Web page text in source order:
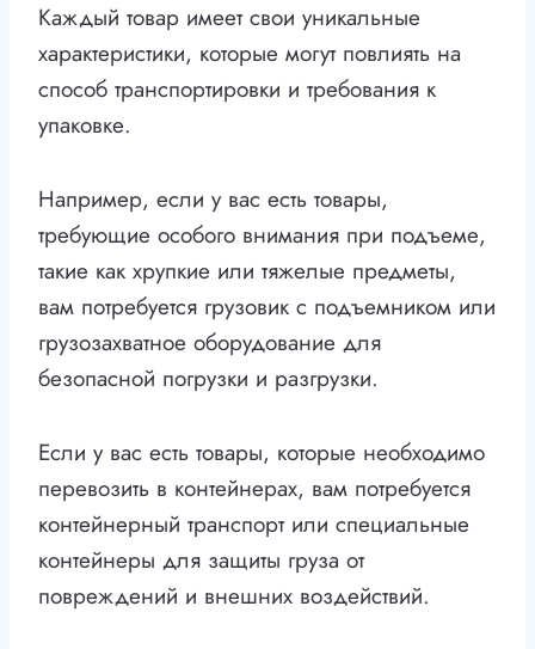
Каждый товар имеет свои уникальные
характеристики, которые могут повлиять на
способ транспортировки и требования к
упаковке.
Например, если у вас есть товары,
требующие особого внимания при подъеме,
такие как хрупкие или тяжелые предметы,
вам потребуется грузовик с подъемником или
грузозахватное оборудование для
безопасной погрузки и разгрузки.
Если у вас есть товары, которые необходимо
перевозить в контейнерах, вам потребуется
контейнерный транспорт или специальные
контейнеры для защиты груза от
повреждений и внешних воздействий.